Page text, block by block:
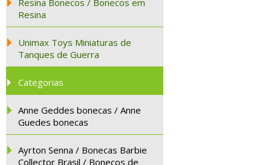
Resina Bonecos / Bonecos em
Resina
Unimax Toys Miniaturas de
Tanques de Guerra
Categorias
Anne Geddes bonecas / Anne
Guedes bonecas
Ayrton Senna / Bonecas Barbie
Collector Brasil / Bonecos de